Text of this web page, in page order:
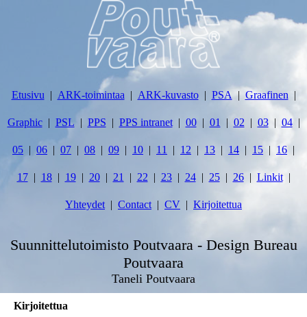
Etusivu ARK-toimintaa ARK-kuvasto PSA Graafinen
Graphic PSL PPS PPS intranet 00 01 02 03 04
05 06 07 08 09 10 11 12 13 14 15 16
17 18 19 20 21 22 23 24 25 26 Linkit
Yhteydet Contact CV Kirjoitettua
Suunnittelutoimisto Poutvaara - Design Bureau
Poutvaara
Taneli Poutvaara
Kirjoitettua